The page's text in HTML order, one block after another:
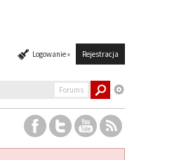
Logowanie » Rejestracja
Forums